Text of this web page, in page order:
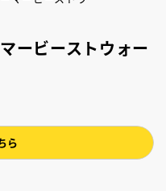
ービーストウォー
ら